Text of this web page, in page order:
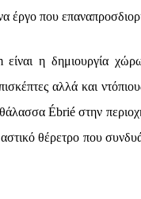
έργο που
η δημιουργία
αλλά και
Ébrié στην
θέρετρο που